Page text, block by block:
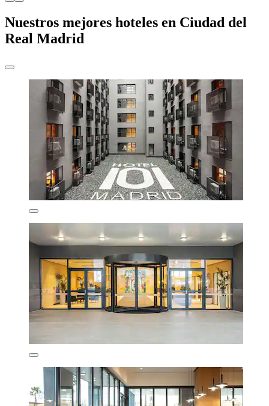
Nuestros mejores hoteles en Ciudad del
Real Madrid